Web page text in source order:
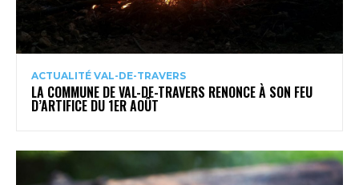
ACTUALITÉ VAL-DE-TRAVERS
LA COMMUNE DE VAL-DE-TRAVERS RENONCE À SON FEU
D’ARTIFICE DU 1ER AOÛT